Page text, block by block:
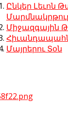
Ընկեր Լեւոն
Միջազգային
Մայրերու Տօն